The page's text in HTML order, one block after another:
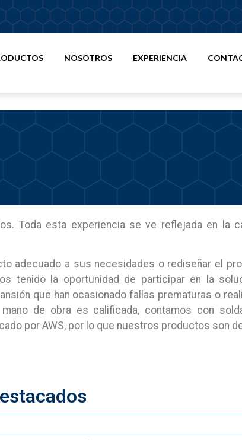
NOSOTROS EXPERIENCIA
Toda esta experiencia se ve reflejada en la
adecuado a sus necesidades o rediseñar el
tenido la oportunidad de participar en la
que han ocasionado fallas prematuras o
de obra es calificada, contamos con
por AWS, por lo que nuestros productos son